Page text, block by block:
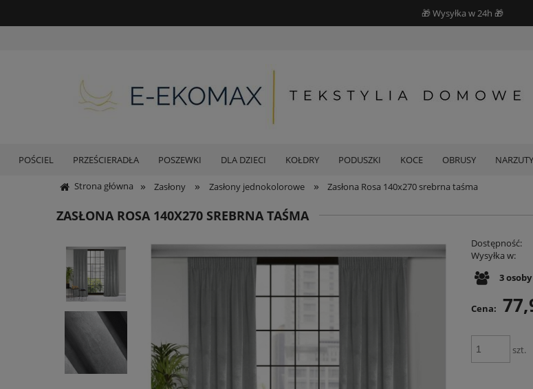
🎁 Wysyłka w 24h 🎁
POŚCIEL PRZEŚCIERADŁA POSZEWKI DLA DZIECI KOŁDRY PODUSZKI KOCE OBRUSY NARZUTY
Strona główna » Zasłony » Zasłony jednokolorowe » Zasłona Rosa 140x270 srebrna taśma
ZASŁONA ROSA 140X270 SREBRNA TAŚMA
Dostępność:
Wysyłka w:
3osoby
Cena:
szt.